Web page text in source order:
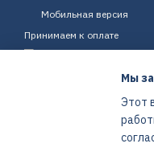
Мобильная версия
Принимаем к оплате
Интернет-магазин создан с
Мы
Этот